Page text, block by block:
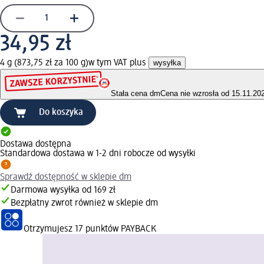
34,95 zł
4 g (873,75 zł za 100 g)w tym VAT plus wysyłka
Stała cena dmCena nie wzrosła od
Do koszyka
Dostawa dostępna
Standardowa dostawa w 1-2 dni robocze od wysyłki
Sprawdź dostępność w sklepie dm
Darmowa wysyłka od 169 zł
Bezpłatny zwrot również w sklepie dm
Otrzymujesz 17 punktów PAYBACK